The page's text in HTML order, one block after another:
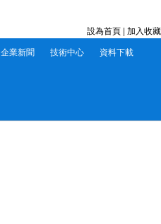
設為首頁 加入收藏
企業新聞 技術中心 資料下載